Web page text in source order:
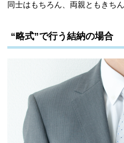
同士はもちろん、両親ともきち
“略式”で行う結納の場合